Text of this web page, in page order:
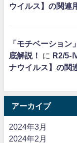
ウイルス】の関連
「モチベーショ
底解説！
に R2/5-
ナウイルス】の関
アーカイブ
2024年3月
2024年2月